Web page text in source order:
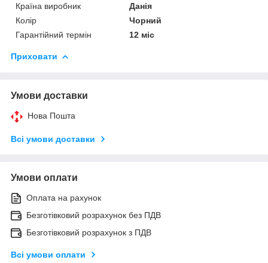
Країна виробник
Данія
Колір
Чорний
Гарантійний термін
12 міс
Приховати
Умови доставки
Нова Пошта
Всі умови доставки
Умови оплати
Оплата на рахунок
Безготівковий розрахунок без ПДВ
Безготівковий розрахунок з ПДВ
Всі умови оплати